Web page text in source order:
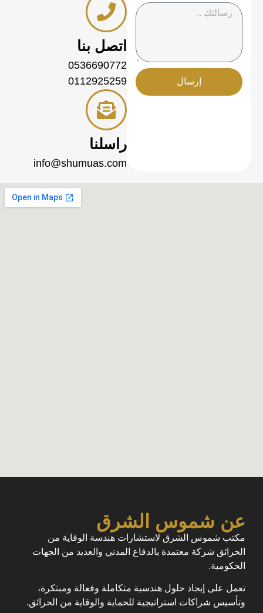
إرسال
اتصل بنا
0536690772
0112925259
راسلنا
info@shumuas.com
عن شموس الشرق
مكتب شموس الشرق لاستشارات هندسة الوقاية من
الحرائق شركة معتمدة بالدفاع المدني والعديد من الجهات
الحكومية.
تعمل على إيجاد حلول هندسية متكاملة وفعالة ومبتكرة،
وتأسيس شراكات استراتيجية للحماية والوقاية من الحرائق.